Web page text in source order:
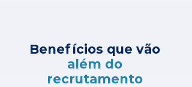
Benefícios que vão
além do
recrutamento